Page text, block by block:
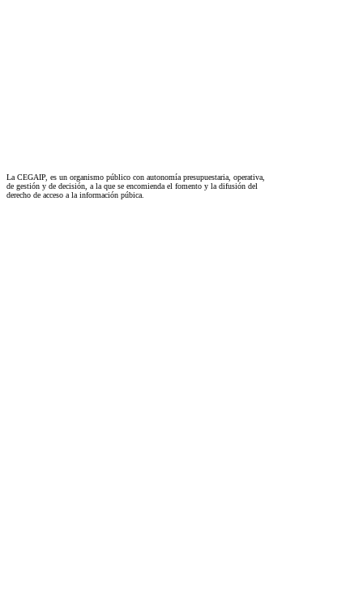
La CEGAIP, es un organismo público con autonomía presupuestaria, operativa,
de gestión y de decisión, a la que se encomienda el fomento y la difusión del
derecho de acceso a la información púbica.